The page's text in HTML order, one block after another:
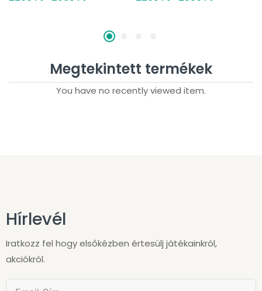
Megtekintett termékek
You have no recently viewed item.
Hírlevél
Iratkozz fel hogy elsőkézben értesülj játékainkról,
akciókról.